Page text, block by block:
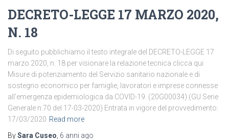
DECRETO-LEGGE 17 MARZO 2020,
N. 18
Di seguito pubblichiamo il testo integrale del DECRETO-LEGGE 17
marzo 2020, n. 18 per visionare la relazione tecnica clicca qui
Misure di potenziamento del Servizio sanitario nazionale e di
sostegno economico per famiglie, lavoratori e imprese connesse
all’emergenza epidemiologica da COVID-19. (20G00034) (GU Serie
Generale n.70 del 17-03-2020) Entrata in vigore del provvedimento:
17/03/2020 Read more
BySara Cuseo 6 anni ago